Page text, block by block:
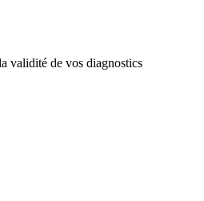
validité de vos diagnostics